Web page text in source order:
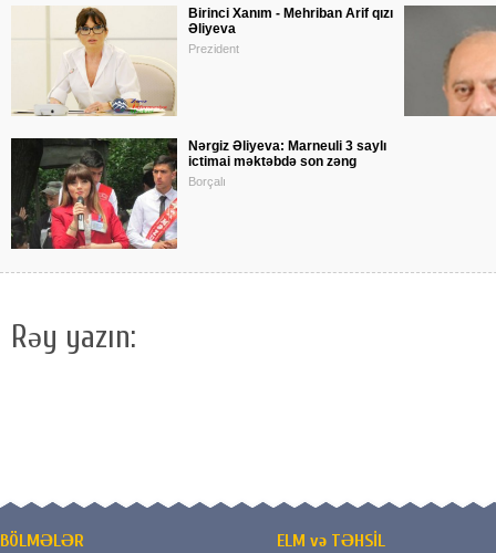
Birinci Xanım - Mehriban Arif qızı
Əliyeva
Prezident
Nərgiz Əliyeva: Marneuli 3 saylı
ictimai məktəbdə son zəng
Borçalı
Rəy yazın:
BÖLMƏLƏR ELM və TƏHSİL